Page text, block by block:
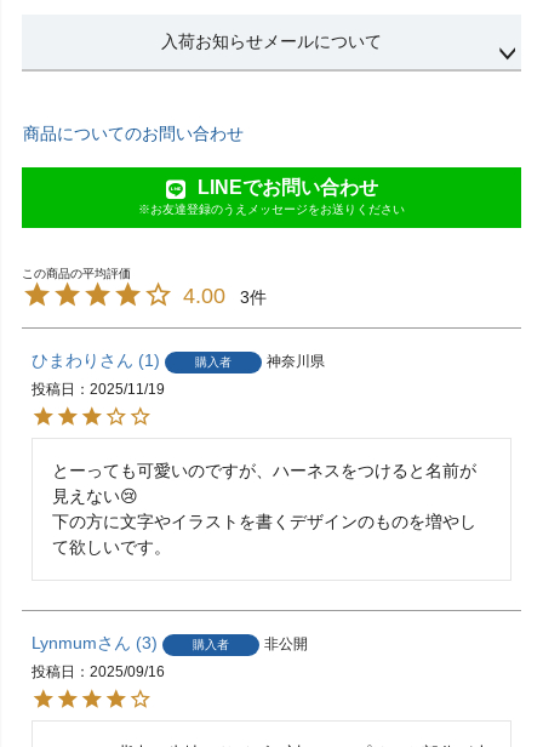
入荷お知らせメールについて
商品についてのお問い合わせ
LINEでお問い合わせ
※お友達登録のうえメッセージをお送りください
4.00 3
ひまわり 1 購入者
神奈川県
投稿日
2025/11/19
とーっても可愛いのですが、ハーネスをつけると名前が
見えない😢
下の方に文字やイラストを書くデザインのものを増やし
て欲しいです。
Lynmum 3 購入者
非公開
投稿日
2025/09/16